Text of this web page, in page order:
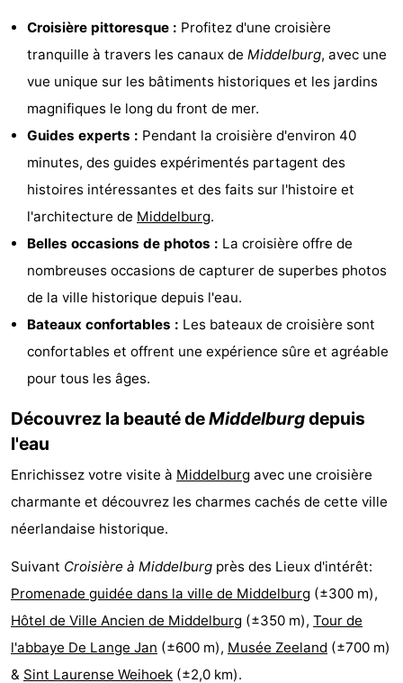
Musées
-
Monuments
Moulins
Phares
-
Points
vue
Attractions
Terrains
de
jeux
Aires
jeux
intérieures
Bowling
Parcours
de
mini-
golf
Centres
de
bien-
être
Villages
&
villes
Nature
Visites
-
Piscines
-
Faire
-
Croisière pittoresque : Profitez d'une croisière
tranquille à travers les canaux de Middelburg, avec une
vue unique sur les bâtiments historiques et les jardins
magnifiques le long du front de mer.
Guides experts : Pendant la croisière d'environ 40
minutes, des guides expérimentés partagent des
histoires intéressantes et des faits sur l'histoire et
l'architecture de Middelburg.
Belles occasions de photos : La croisière offre de
nombreuses occasions de capturer de superbes photos
de la ville historique depuis l'eau.
Bateaux confortables : Les bateaux de croisière sont
confortables et offrent une expérience sûre et agréable
pour tous les âges.
Découvrez la beauté deMiddelburgdepuis
l'eau
Enrichissez votre visite à Middelburg avec une croisière
charmante et découvrez les charmes cachés de cette ville
néerlandaise historique.
Suivant Croisière à Middelburg près des Lieux d'intérêt:
Promenade guidée dans la ville de Middelburg (±300 m),
Hôtel de Ville Ancien de Middelburg (±350 m), Tour de
l'abbaye De Lange Jan (±600 m), Musée Zeeland (±700 m)
& Sint Laurense Weihoek (±2,0 km).